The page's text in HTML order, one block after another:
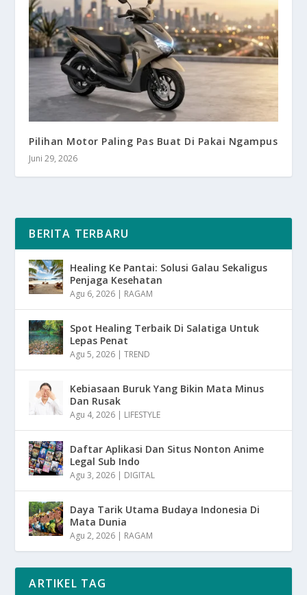
Pilihan Motor Paling Pas Buat Di Pakai Ngampus
Juni 29, 2026
BERITA TERBARU
Healing Ke Pantai: Solusi Galau Sekaligus
Penjaga Kesehatan
Agu 6, 2026 | RAGAM
Spot Healing Terbaik Di Salatiga Untuk
Lepas Penat
Agu 5, 2026 |TREND
Kebiasaan Buruk Yang Bikin Mata Minus
Dan Rusak
Agu 4, 2026 | LIFESTYLE
Daftar Aplikasi Dan Situs Nonton Anime
Legal Sub Indo
Agu 3, 2026 | DIGITAL
Daya Tarik Utama Budaya Indonesia Di
Mata Dunia
Agu 2, 2026 | RAGAM
ARTIKEL TAG